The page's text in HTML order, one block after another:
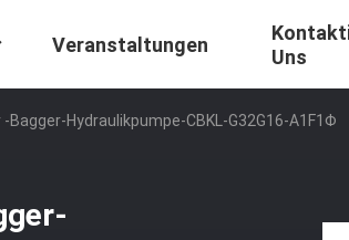
Veranstaltungen
Uns
Hydraulikpumpe-CBKL-G32G16-A1F1Φ